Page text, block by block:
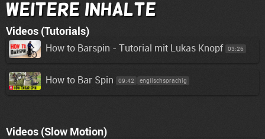
Weitere Inhalte
Videos (Tutorials)
How to Barspin - Tutorial mit Lukas Knopf 03:26
How to Bar Spin 09:42 englischsprachig
Videos (Slow Motion)